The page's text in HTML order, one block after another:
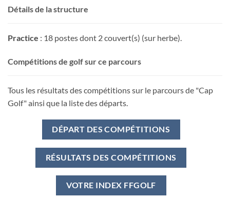
Détails de la structure
Practice : 18 postes dont 2 couvert(s) (sur herbe).
Compétitions de golf sur ce parcours
Tous les résultats des compétitions sur le parcours de "Cap
Golf" ainsi que la liste des départs.
DÉPART DES COMPÉTITIONS
RÉSULTATS DES COMPÉTITIONS
VOTRE INDEX FFGOLF